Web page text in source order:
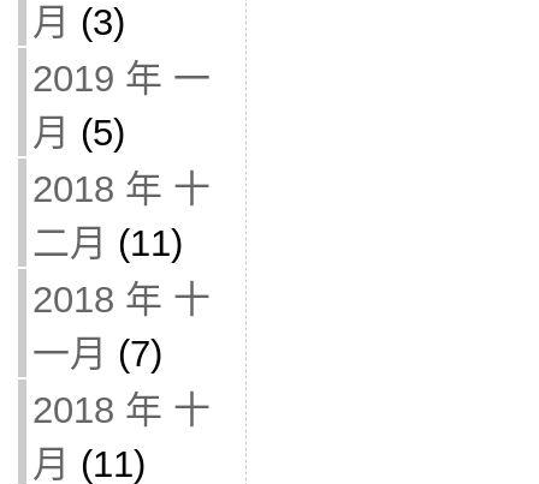
月 (3)
2019 年 一
月 (5)
2018 年 十
二月 (11)
2018 年 十
一月 (7)
2018 年 十
月 (11)